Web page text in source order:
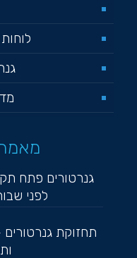
גנרטורים פתח
לפני
תחזוקת